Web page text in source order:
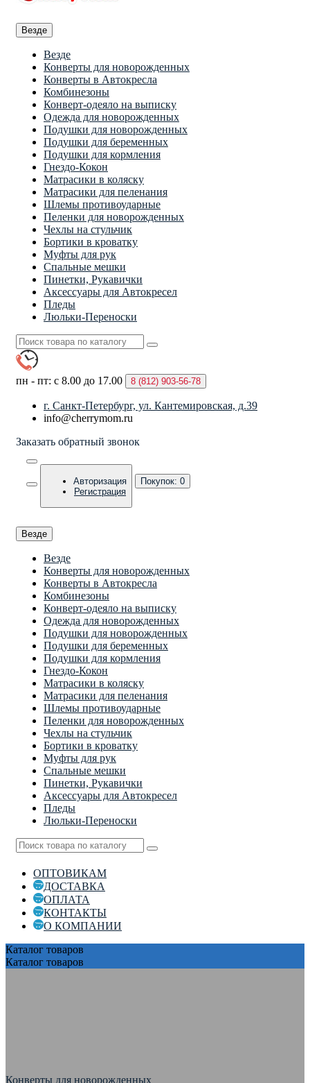
Везде
Везде
Конверты для новорожденных
Конверты в Автокресла
Комбинезоны
Конверт-одеяло на выписку
Одежда для новорожденных
Подушки для новорожденных
Подушки для беременных
Подушки для кормления
Гнездо-Кокон
Матрасики в коляску
Матрасики для пеленания
Шлемы противоударные
Пеленки для новорожденных
Чехлы на стульчик
Бортики в кроватку
Муфты для рук
Спальные мешки
Пинетки, Рукавички
Аксессуары для Автокресел
Пледы
Люльки-Переноски
пн - пт: с 8.00 до 17.00 8 (812) 903-56-78
г. Санкт-Петербург, ул. Кантемировская, д.39
info@cherrymom.ru
Заказать обратный звонок
Авторизация
Регистрация
Покупок: 0
Везде
Везде
Конверты для новорожденных
Конверты в Автокресла
Комбинезоны
Конверт-одеяло на выписку
Одежда для новорожденных
Подушки для новорожденных
Подушки для беременных
Подушки для кормления
Гнездо-Кокон
Матрасики в коляску
Матрасики для пеленания
Шлемы противоударные
Пеленки для новорожденных
Чехлы на стульчик
Бортики в кроватку
Муфты для рук
Спальные мешки
Пинетки, Рукавички
Аксессуары для Автокресел
Пледы
Люльки-Переноски
ОПТОВИКАМ
ДОСТАВКА
ОПЛАТА
КОНТАКТЫ
О КОМПАНИИ
Каталог товаров
Каталог товаров
Конверты для новорожденных